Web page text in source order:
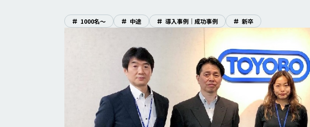
# 1000名〜 # 中途 # 導入事例｜成功事例 # 新卒